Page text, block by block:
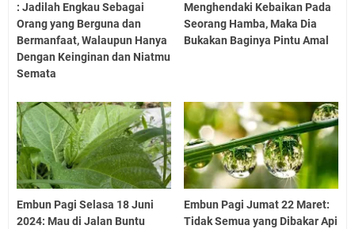
: Jadilah Engkau Sebagai
Orang yang Berguna dan
Bermanfaat, Walaupun Hanya
Dengan Keinginan dan Niatmu
Semata
Menghendaki Kebaikan Pada
Seorang Hamba, Maka Dia
Bukakan Baginya Pintu Amal
Embun Pagi Selasa 18 Juni
2024: Mau di Jalan Buntu
Embun Pagi Jumat 22 Maret:
Tidak Semua yang Dibakar Api